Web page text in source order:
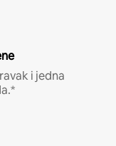
i jedna